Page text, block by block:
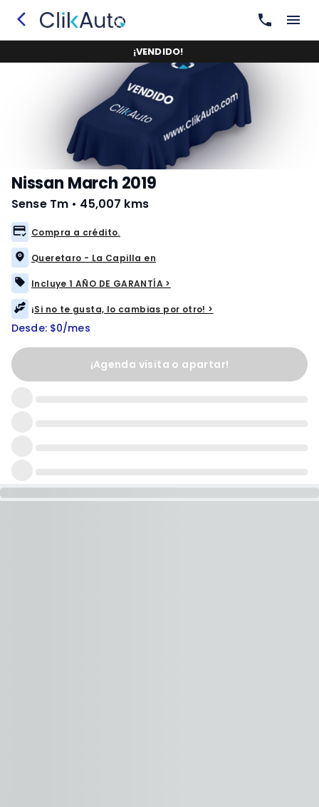
¡VENDIDO!
Nissan March 2019
Sense Tm • 45,007 kms
Compra a crédito.
Queretaro - La Capilla en
Incluye 1 AÑO DE GARANTÍA >
¡Si no te gusta, lo cambias por otro! >
Desde: $0/mes
¡Agenda visita o apartar!